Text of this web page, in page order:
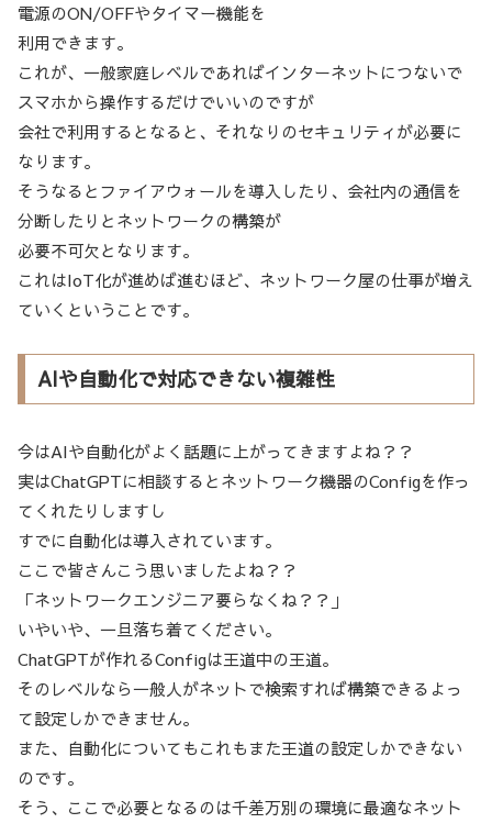
電源のON/OFFやタイマー機能を
利用できます。
これが、一般家庭レベルであればインターネットにつないで
スマホから操作するだけでいいのですが
会社で利用するとなると、それなりのセキュリティが必要に
なります。
そうなるとファイアウォールを導入したり、会社内の通信を
分断したりとネットワークの構築が
必要不可欠となります。
これはIoT化が進めば進むほど、ネットワーク屋の仕事が増え
ていくということです。
AIや自動化で対応できない複雑性
今はAIや自動化がよく話題に上がってきますよね？？
実はChatGPTに相談するとネットワーク機器のConfigを作っ
てくれたりしますし
すでに自動化は導入されています。
ここで皆さんこう思いましたよね？？
「ネットワークエンジニア要らなくね？？」
いやいや、一旦落ち着てください。
ChatGPTが作れるConfigは王道中の王道。
そのレベルなら一般人がネットで検索すれば構築できるよっ
て設定しかできません。
また、自動化についてもこれもまた王道の設定しかできない
のです。
そう、ここで必要となるのは千差万別の環境に最適なネット